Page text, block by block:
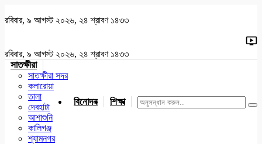
রবিবার, ৯ আগস্ট ২০২৬, ২৪ শ্রাবণ ১৪৩৩
রবিবার, ৯ আগস্ট ২০২৬, ২৪ শ্রাবণ ১৪৩৩
সাতক্ষীরা
সাতক্ষীরা সদর
কলারোয়া
তালা
দেবহাটা
আশাশুনি
কালিগঞ্জ
শ্যামনগর
বিনোদন শিক্ষা খেলাধুলা জাতীয় যশোর